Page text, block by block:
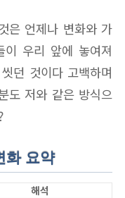
은 언제나 변화와 가
이 우리 앞에 놓여져
던 것이다 고백하며
도 저와 같은 방식으
화 요약
해석